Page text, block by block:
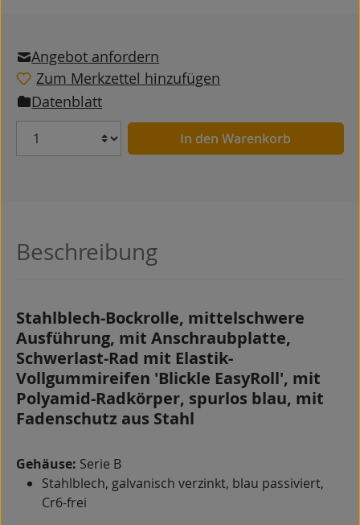
Angebot anfordern
Zum Merkzettel hinzufügen
Datenblatt
Anzahl In den Warenkorb
Beschreibung
Stahlblech-Bockrolle, mittelschwere
Ausführung, mit Anschraubplatte,
Schwerlast-Rad mit Elastik-
Vollgummireifen 'Blickle EasyRoll', mit
Polyamid-Radkörper, spurlos blau, mit
Fadenschutz aus Stahl
Gehäuse: Serie B
Stahlblech, galvanisch verzinkt, blau passiviert,
Cr6-frei